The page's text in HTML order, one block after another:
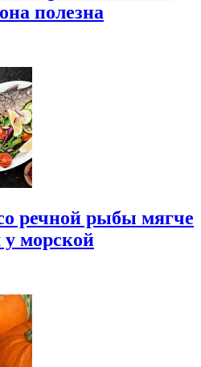
полезна
речной рыбы мягче
морской